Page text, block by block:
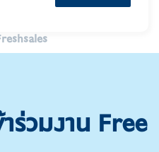
ร่วมงาน Free